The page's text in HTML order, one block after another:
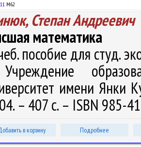
М62
Степан Андреевич
математика
пособие для студ.
имени Янки
– 407 с. – ISBN 985-
в корзину Подробнее